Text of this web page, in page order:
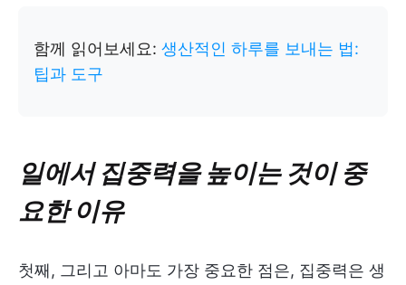
함께 읽어보세요: 생산적인 하루를 보내는 법:
팁과 도구
일에서 집중력을 높이는 것이 중
요한 이유
첫째, 그리고 아마도 가장 중요한 점은, 집중력은 생